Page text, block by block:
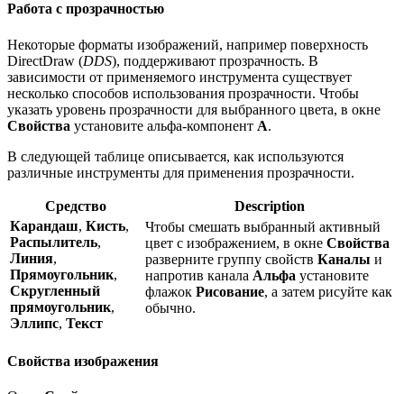
Работа с прозрачностью
Некоторые форматы изображений, например поверхность
DirectDraw (DDS), поддерживают прозрачность. В
зависимости от применяемого инструмента существует
несколько способов использования прозрачности. Чтобы
указать уровень прозрачности для выбранного цвета, в окне
Свойства установите альфа-компонент A.
В следующей таблице описывается, как используются
различные инструменты для применения прозрачности.
Средство
Description
Карандаш, Кисть,
Распылитель,
Линия,
Прямоугольник,
Скругленный
прямоугольник,
Эллипс, Текст
Чтобы смешать выбранный активный
цвет с изображением, в окне Свойства
разверните группу свойств Каналы и
напротив канала Альфа установите
флажок Рисование, а затем рисуйте как
обычно.
Свойства изображения